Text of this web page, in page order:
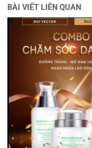
BÀI VIẾT LIÊN QUAN